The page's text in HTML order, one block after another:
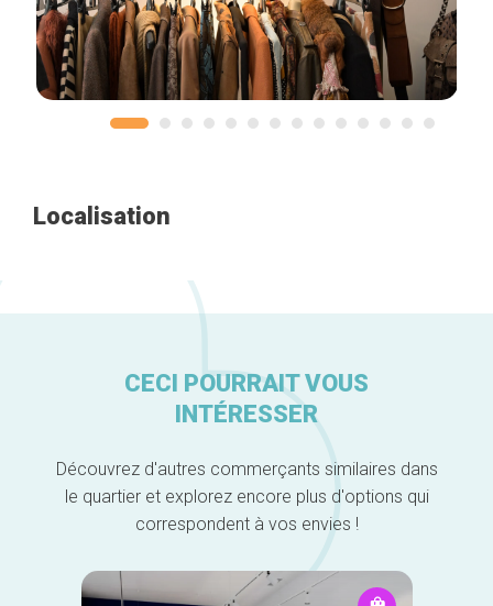
Localisation
CECI POURRAIT VOUS
INTÉRESSER
Découvrez d'autres commerçants similaires dans
le quartier et explorez encore plus d'options qui
correspondent à vos envies !